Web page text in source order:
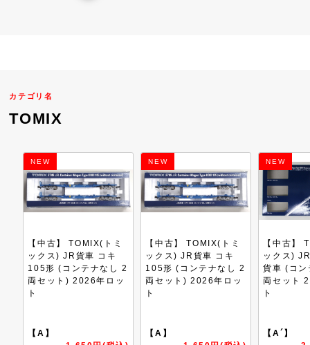
カテゴリ名
TOMIX
NEW
【中古】 TOMIX(トミ
ックス) JR貨車 コキ
105形 (コンテナなし 2
両セット) 2026年ロッ
ト
【A】
NEW
【中古】 TOMIX(トミ
ックス) JR コキ110形
貨車 (コンテナなし) 5
両セット 2026年ロッ
ト
【A´】
NEW
【中古】
ックス)
電気機関
崎車両セ
【A】